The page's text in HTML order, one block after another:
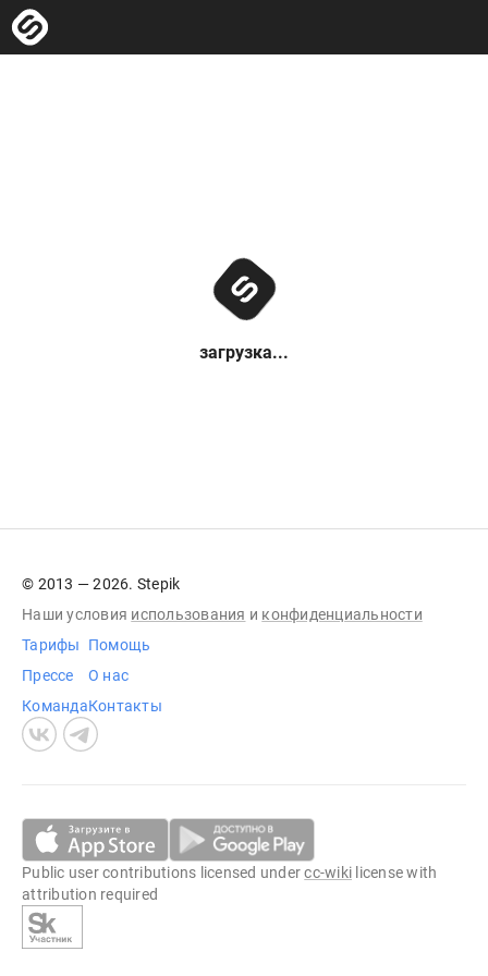
загрузка...
© 2013 — 2026. Stepik
Наши условия использования и конфиденциальности
Тарифы
Прессе
Команда
Помощь
О нас
Контакты
Public user contributions licensed undercc-wiki license with
attribution required